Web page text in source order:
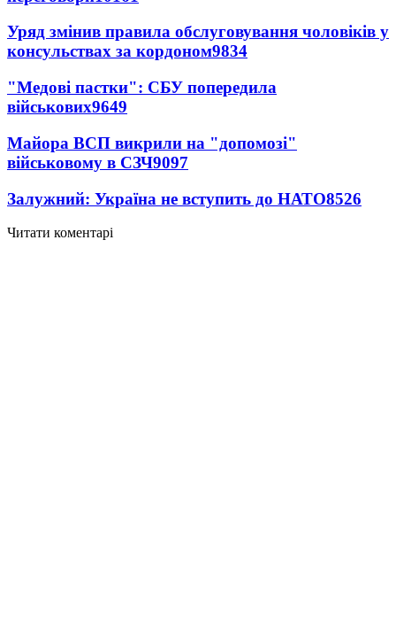
Уряд змінив правила обслуговування чоловіків у
консульствах за кордоном9834
"Медові пастки": СБУ попередила
військових9649
Майора ВСП викрили на "допомозі"
військовому в СЗЧ9097
Залужний: Україна не вступить до НАТО8526
Читати коментарі